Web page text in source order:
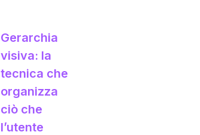
Gerarchia
visiva: la
tecnica che
organizza
ciò che
l’utente